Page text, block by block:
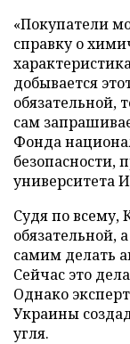
«Покупатели
справку о
добывается
обязательной,
сам
Фонда
безопасности,
университета
Судя по всему,
обязательной,
самим делать
Сейчас это
Однако
Украины
угля.